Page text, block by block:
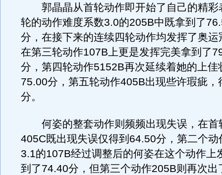
郭晶晶从首轮动作即开始了自己的精彩
轮的动作难度系数3.0的205B中既拿到了
分，在接下来的连续四轮动作均发挥了奥运
在第三轮动作107B上更是发挥完美拿到了
分，第四轮动作5152B再次延续着她的上佳
75.00分，第五轮动作405B出现些许瑕疵，
分。
何姿的整套动作则频频出现失误，在首
405C既出现失误仅得到64.50分，第二个动
3.1的107B经过调整后的何姿在这个动作上
到了74.40分，但第三个动作205B则再次出